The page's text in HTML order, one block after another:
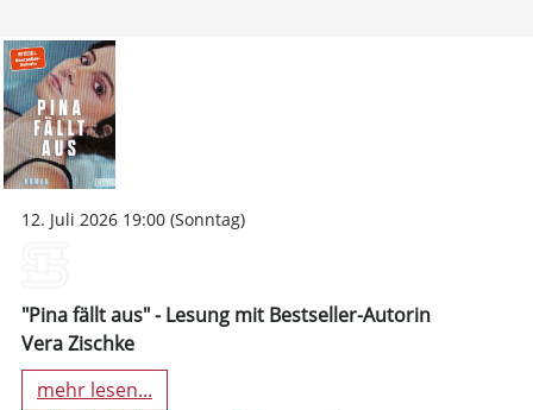
12. Juli 2026 19:00 (Sonntag)
"Pina fällt aus" - Lesung mit Bestseller-Autorin
Vera Zischke
mehr lesen...